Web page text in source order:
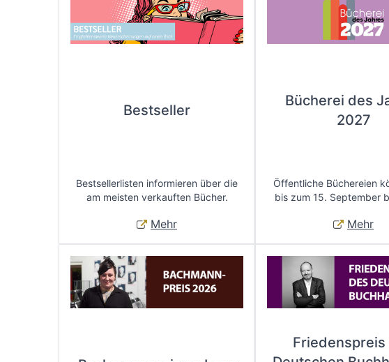
Bestseller
Bestsellerlisten informieren über die
am meisten verkauften Bücher.
Mehr
Bücherei des
2027
Öffentliche Büchereien
bis zum 15. September
Mehr
Friedenspreis